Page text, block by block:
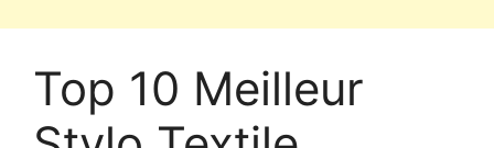
Top 10 Meilleur